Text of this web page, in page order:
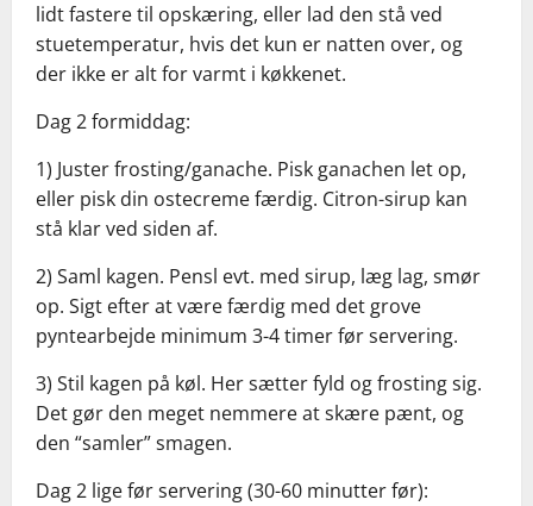
lidt fastere til opskæring, eller lad den stå ved
stuetemperatur, hvis det kun er natten over, og
der ikke er alt for varmt i køkkenet.
Dag 2 formiddag:
1) Juster frosting/ganache. Pisk ganachen let op,
eller pisk din ostecreme færdig. Citron-sirup kan
stå klar ved siden af.
2) Saml kagen. Pensl evt. med sirup, læg lag, smør
op. Sigt efter at være færdig med det grove
pyntearbejde minimum 3-4 timer før servering.
3) Stil kagen på køl. Her sætter fyld og frosting sig.
Det gør den meget nemmere at skære pænt, og
den “samler” smagen.
Dag 2 lige før servering (30-60 minutter før):